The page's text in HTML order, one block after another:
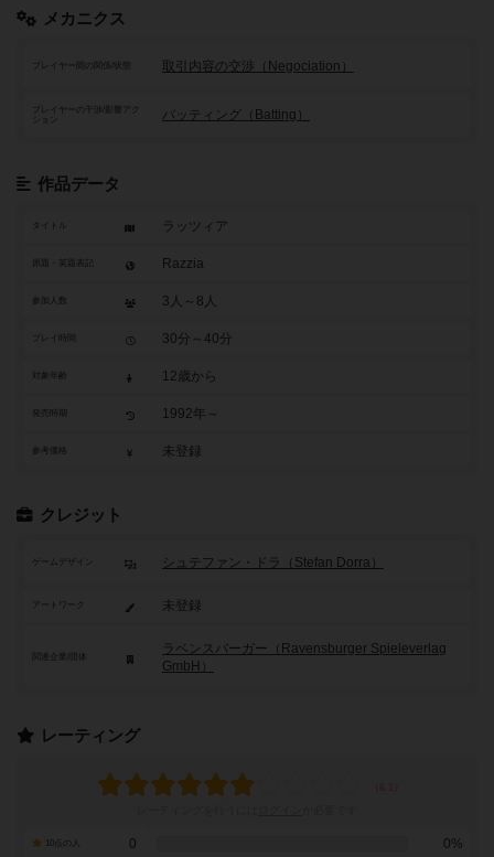
メカニクス
プレイヤー間の関係/状態 取引内容の交渉（Negociation）
プレイヤーの干渉/影響アク
バッティング（Batting）
作品データ
タイトル ラッツィア
Razzia
参加人数 3人～8人
プレイ時間 30分～40分
対象年齢 12歳から
1992年～
参考価格 未登録
クレジット
ゲームデザイン シュテファン・ドラ（Stefan Dorra）
アートワーク 未登録
関連企業/団体
ラベンスバーガー（Ravensburger Spieleverlag
GmbH）
レーティング
10点の人 0 0%